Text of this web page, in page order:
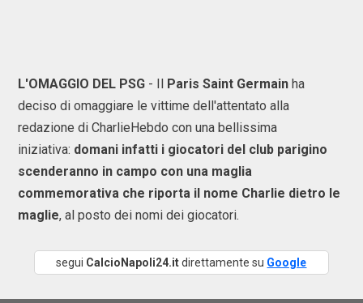
L'OMAGGIO DEL PSG - Il Paris Saint Germain ha
deciso di omaggiare le vittime dell'attentato alla
redazione di CharlieHebdo con una bellissima
iniziativa: domani infatti i giocatori del club parigino
scenderanno in campo con una maglia
commemorativa che riporta il nome Charlie dietro le
maglie, al posto dei nomi dei giocatori.
segui CalcioNapoli24.itdirettamente su Google